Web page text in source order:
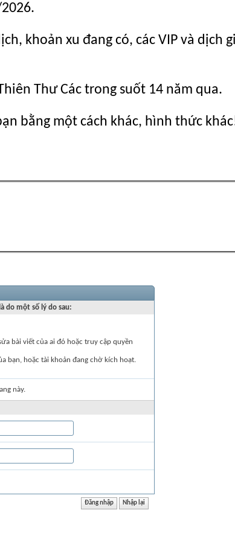
khoản xu đang có, các VIP và dịch
Thư Các trong suốt 14 năm qua.
bằng một cách khác, hình thức
do một số lý do sau:
bài viết của ai đó hoặc truy cập quyền
bạn, hoặc tài khoản đang chờ kích hoạt.
này.